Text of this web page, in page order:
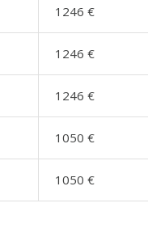
1246 €
1246 €
1246 €
1050 €
1050 €